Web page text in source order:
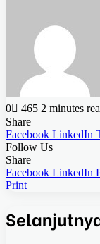
0
465 2 minutes
Share
Facebook LinkedIn
Follow Us
Share
Facebook LinkedIn
Print